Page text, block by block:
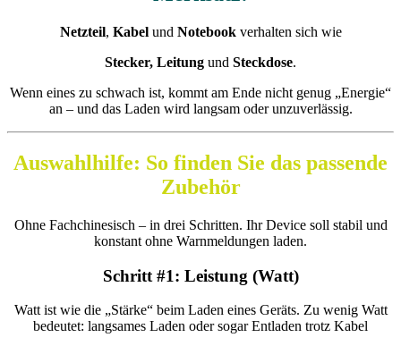
Netzteil, Kabelund Notebookverhalten sich wie
Stecker, Leitung und Steckdose.
Wenn eines zu schwach ist, kommt am Ende nicht genug „Energie“
an – und das Laden wird langsam oder unzuverlässig.
Auswahlhilfe: So finden Sie das passende
Zubehör
Ohne Fachchinesisch – in drei Schritten. Ihr Device soll stabil und
konstant ohne Warnmeldungen laden.
Schritt #1: Leistung (Watt)
Watt ist wie die „Stärke“ beim Laden eines Geräts. Zu wenig Watt
bedeutet: langsames Laden oder sogar Entladen trotz Kabel